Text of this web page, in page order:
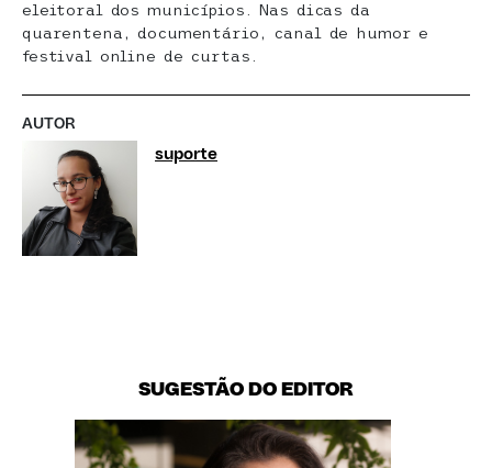
eleitoral dos municípios. Nas dicas da
quarentena, documentário, canal de humor e
festival online de curtas.
AUTOR
suporte
SUGESTÃO DO EDITOR